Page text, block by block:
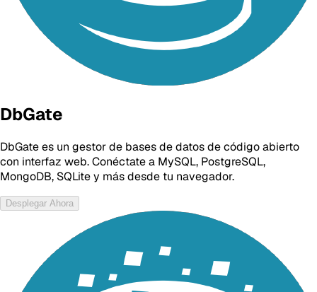
DbGate
DbGate es un gestor de bases de datos de código abierto
con interfaz web. Conéctate a MySQL, PostgreSQL,
MongoDB, SQLite y más desde tu navegador.
Desplegar Ahora